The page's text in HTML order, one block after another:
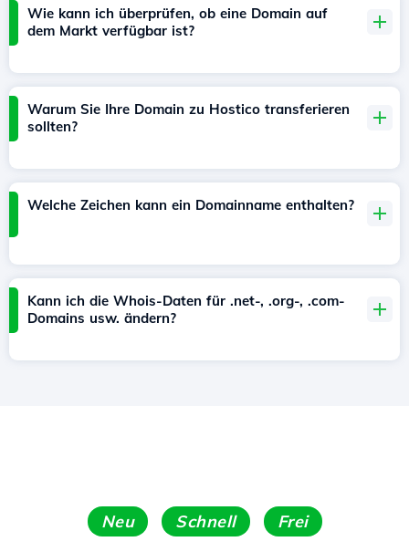
Wie kann ich überprüfen, ob eine Domain auf
dem Markt verfügbar ist?
Warum Sie Ihre Domain zu Hostico transferieren
sollten?
Welche Zeichen kann ein Domainname enthalten?
Kann ich die Whois-Daten für .net-, .org-, .com-
Domains usw. ändern?
Neu Schnell Frei